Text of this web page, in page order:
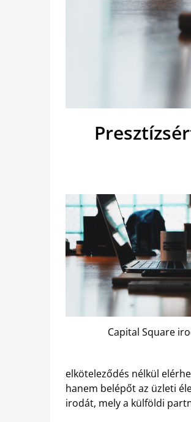
Capital Square
elköteleződés nélkül
hanem belépőt az üzleti
irodát, mely a külföldi